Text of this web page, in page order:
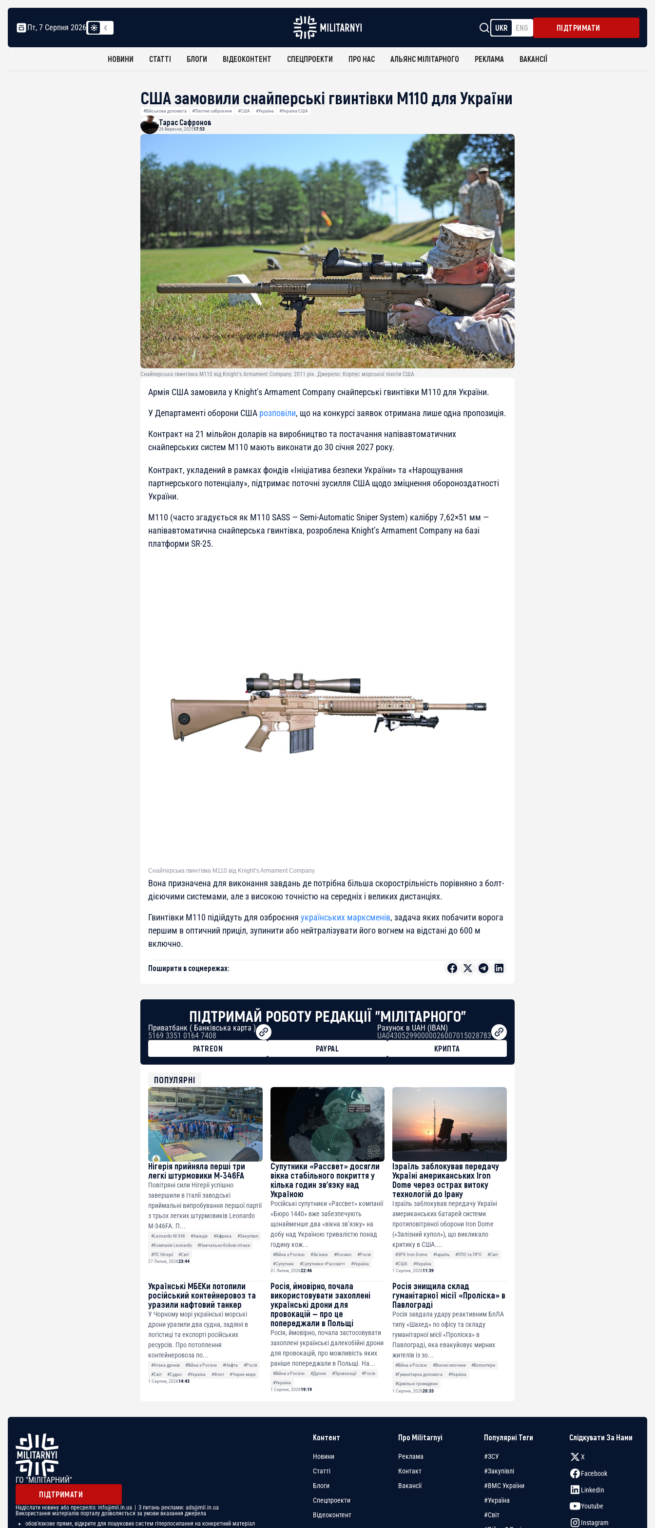
Пт, 7 Серпня 2026 UKR ENG ПІДТРИМАТИ
НОВИНИ СТАТТІ БЛОГИ ВІДЕОКОНТЕНТ СПЕЦПРОЕКТИ ПРО НАС АЛЬЯНС МІЛІТАРНОГО РЕКЛАМА ВАКАНСІЇ
США замовили снайперські гвинтівки M110 для України
#Військова допомога #Піхотне озброєння #США #Україна #Україна-США
Тарас Сафронов
26 Вересня, 202517:53
Снайперська гвинтівка M110 від Knight's Armament Company. 2011 рік. Джерело: Корпус морської піхоти США
Армія США замовила у Knight’s Armament Company снайперські гвинтівки М110 для України.
У Департаменті оборони США розповіли, що на конкурсі заявок отримана лише одна пропозиція.
Контракт на 21 мільйон доларів на виробництво та постачання напівавтоматичних
снайперських систем M110 мають виконати до 30 січня 2027 року.
Контракт, укладений в рамках фондів «Ініціатива безпеки України» та «Нарощування
партнерського потенціалу», підтримає поточні зусилля США щодо зміцнення обороноздатності
України.
M110 (часто згадується як M110 SASS — Semi-Automatic Sniper System) калібру 7,62×51 мм —
напівавтоматична снайперська гвинтівка, розроблена Knight’s Armament Company на базі
платформи SR-25.
Снайперська гвинтівка M110 від Knight’s Armament Company
Вона призначена для виконання завдань де потрібна більша скорострільність порівняно з болт-
дієючими системами, але з високою точністю на середніх і великих дистанціях.
Гвинтівки M110 підійдуть для озброєння українських марксменів, задача яких побачити ворога
першим в оптичний приціл, зупинити або нейтралізувати його вогнем на відстані до 600 м
включно.
Поширити в соцмережах:
ПІДТРИМАЙ РОБОТУ РЕДАКЦІЇ "МІЛІТАРНОГО"
Приватбанк ( Банківська карта )
5169 3351 0164 7408
Рахунок в UAH (IBAN)
UA043052990000026007015028783
PATREON
PAYPAL
КРИПТА
USDT
0x8676644fA7B6d328310283cAC1065Ae01d97CEe7
ETH
0xfD02863D3289416fcF50975c9DFda13623f97758
ПОПУЛЯРНІ
Нігерія прийняла перші три
легкі штурмовики M-346FA
Повітряні сили Нігерії успішно
завершили в Італії заводські
приймальні випробування першої партії
з трьох легких штурмовиків Leonardo
M-346FA. П...
#Leonardo M-346 #Авіація #Африка
#Закупівлі
#Компанія Leonardo
#Навчально-бойові літаки
#ПС Нігерії
#Світ
27 Липня, 202623:44
Супутники «Рассвет» досягли
вікна стабільного покриття у
кілька годин зв’язку над
Україною
Російські супутники «Рассвет» компанії
«Бюро 1440» вже забезпечують
щонайменше два «вікна зв’язку» на
добу над Україною тривалістю понад
годину кож...
#Війна з Росією #Звʼязок #Космос
#Росія
#Супутник
#Супутники «Рассвет»
#Україна
31 Липня, 202622:46
Ізраїль заблокував передачу
Україні американських Iron
Dome через острах витоку
технологій до Ірану
Ізраїль заблокував передачу Україні
американських батарей системи
протиповітряної оборони Iron Dome
(«Залізний купол»), що викликало
критику в США....
#ЗРК Iron Dome #Ізраїль #ППО та ПРО
#Світ
#США
#Україна
1 Серпня, 202611:39
Українські МБЕКи потопили
російський контейнеровоз та
уразили нафтовий танкер
У Чорному морі українські морські
дрони уразили два судна, задіяні в
логістиці та експорті російських
ресурсів. Про потоплення
контейнеровоза по...
#Атака дронів #Війна з Росією #Нафта
#Росія
#Світ
#Судно #Україна #Флот
#Чорне море
1 Серпня, 202614:43
Росія, ймовірно, почала
використовувати захоплені
українські дрони для
провокацій — про це
попереджали в Польщі
Росія, ймовірно, почала застосовувати
захоплені українські далекобійні дрони
для провокацій, про можливість яких
раніше попереджали в Польщі. На...
#Війна з Росією #Дрони #Провокації
#Росія
#Україна
1 Серпня, 202619:19
Росія знищила склад
гуманітарної місії «Проліска» в
Павлограді
Росія завдала удару реактивним БпЛА
типу «Шахед» по офісу та складу
гуманітарної місії «Проліска» в
Павлограді, яка евакуйовує мирних
жителів із зо...
#Війна з Росією #Воєнні злочини
#Волонтери
#Гуманітарна допомога
#Україна
#Цивільні громадяни
1 Серпня, 202620:33
ГО "МІЛІТАРНИЙ"
ПІДТРИМАТИ
Надіслати новину або пресреліз: info@mil.in.ua | З питань реклами: ads@mil.in.ua
Використання матеріалів порталу дозволяється за умови вказання джерела
обов'язкове пряме, відкрите для пошукових систем гіперпосилання на конкретний матеріал
Контент
Новини
Статті
Блоги
Спецпроекти
Відеоконтент
Про Militarnyi
Реклама
Контакт
Вакансії
Популярні Теги
#ЗСУ
#Закупівлі
#ВМС України
#Україна
#Світ
Слідкувати За Нами
X
Facebook
LinkedIn
Youtube
Instagram